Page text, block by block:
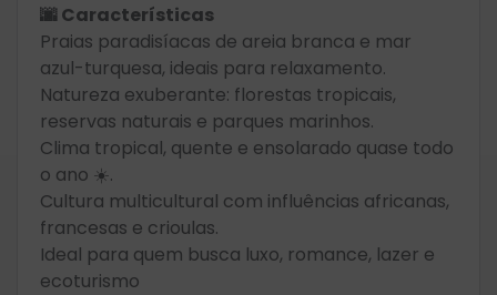
🌆 Características
Praias paradisíacas de areia branca e mar
azul-turquesa, ideais para relaxamento.
Natureza exuberante: florestas tropicais,
reservas naturais e parques marinhos.
Clima tropical, quente e ensolarado quase todo
o ano ☀️.
Cultura multicultural com influências africanas,
francesas e crioulas.
Ideal para quem busca luxo, romance, lazer e
ecoturismo